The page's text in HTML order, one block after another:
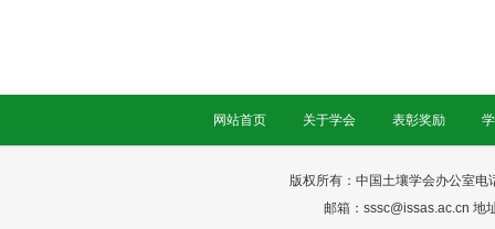
网站首页 关于学会 表彰奖励
版权所有：中国土壤学会办公室
邮箱：sssc@issas.ac.cn 地